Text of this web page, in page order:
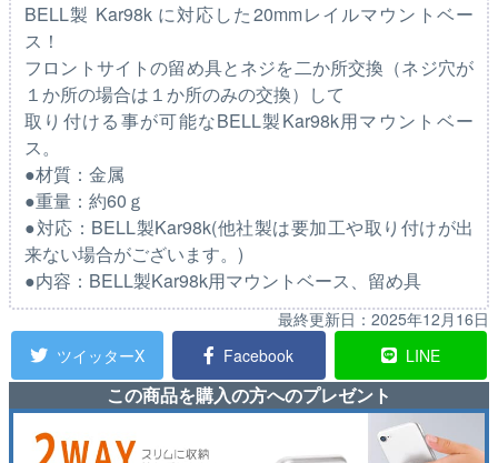
BELL製 Kar98k に対応した20mmレイルマウントベー
ス！
フロントサイトの留め具とネジを二か所交換（ネジ穴が
１か所の場合は１か所のみの交換）して
取り付ける事が可能なBELL製Kar98k用マウントベー
ス。
●材質：金属
●重量：約60ｇ
●対応：BELL製Kar98k(他社製は要加工や取り付けが出
来ない場合がございます。)
●内容：BELL製Kar98k用マウントベース、留め具
最終更新日： 2025年12月16日
ツイッターX
Facebook LINE
この商品を購入の方へのプレゼント